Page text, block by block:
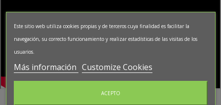
Este sitio web utiliza cookies propias y de terceros cuya finalidad es facilitar la
navegación, su correcto funcionamiento y realizar estadísticas de las visitas de los
usuarios.
Más información Customize Cookies
ACEPTO